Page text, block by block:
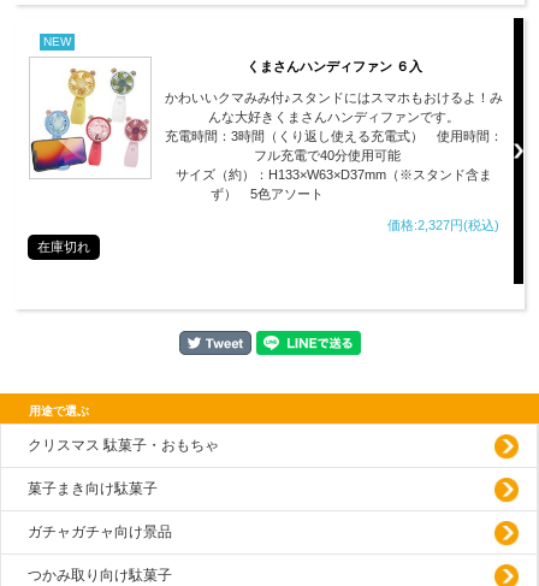
NEW
くまさんハンディファン ６入
かわいいクマみみ付♪スタンドにはスマホもおけるよ！み
んな大好きくまさんハンディファンです。
充電時間：3時間（くり返し使える充電式） 使用時間：
フル充電で40分使用可能
サイズ（約）：H133×W63×D37mm（※スタンド含ま
ず） 5色アソート
価格:2,327円(税込)
在庫切れ
用途で選ぶ
クリスマス 駄菓子・おもちゃ
菓子まき向け駄菓子
ガチャガチャ向け景品
つかみ取り向け駄菓子